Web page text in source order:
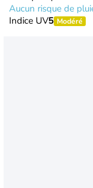
Aucun risque de
Indice UV5 Modéré